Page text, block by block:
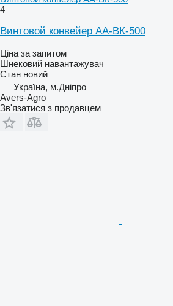
4
Винтовой конвейер АА-ВК-500
Ціна за запитом
Шнековий навантажувач
Стан новий
Україна, м.Дніпро
Avers-Agro
Зв'язатися з продавцем